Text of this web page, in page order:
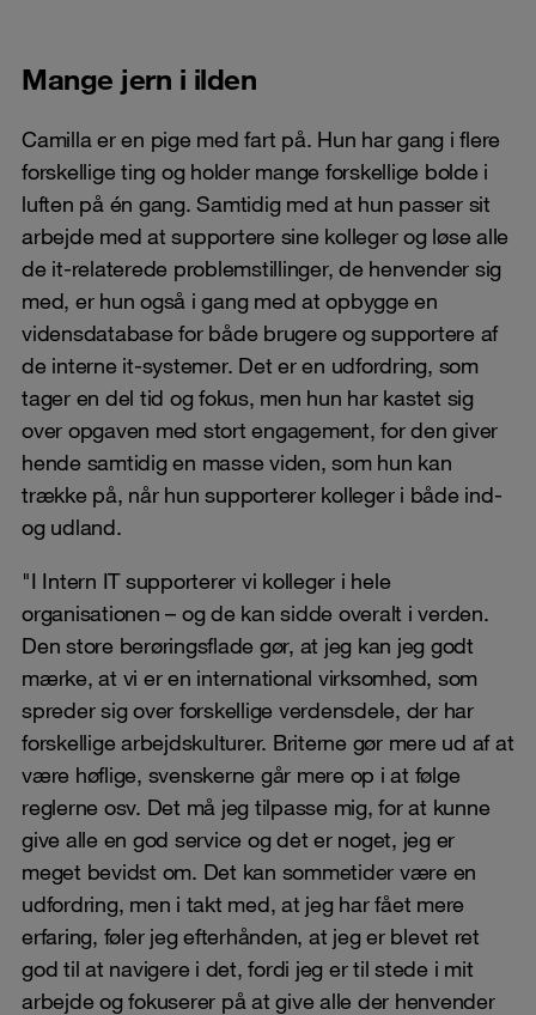
Mange jern i ilden
Camilla er en pige med fart på. Hun har gang i flere
forskellige ting og holder mange forskellige bolde i
luften på én gang. Samtidig med at hun passer sit
arbejde med at supportere sine kolleger og løse alle
de it-relaterede problemstillinger, de henvender sig
med, er hun også i gang med at opbygge en
vidensdatabase for både brugere og supportere af
de interne it-systemer. Det er en udfordring, som
tager en del tid og fokus, men hun har kastet sig
over opgaven med stort engagement, for den giver
hende samtidig en masse viden, som hun kan
trække på, når hun supporterer kolleger i både ind-
og udland.
"I Intern IT supporterer vi kolleger i hele
organisationen – og de kan sidde overalt i verden.
Den store berøringsflade gør, at jeg kan jeg godt
mærke, at vi er en international virksomhed, som
spreder sig over forskellige verdensdele, der har
forskellige arbejdskulturer. Briterne gør mere ud af at
være høflige, svenskerne går mere op i at følge
reglerne osv. Det må jeg tilpasse mig, for at kunne
give alle en god service og det er noget, jeg er
meget bevidst om. Det kan sommetider være en
udfordring, men i takt med, at jeg har fået mere
erfaring, føler jeg efterhånden, at jeg er blevet ret
god til at navigere i det, fordi jeg er til stede i mit
arbejde og fokuserer på at give alle der henvender